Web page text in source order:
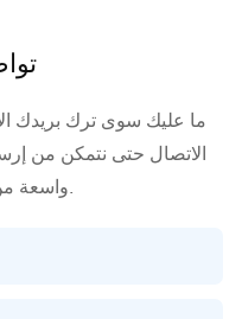
ما عليك سوى ترك بريدك
الاتصال حتى نتمكن من